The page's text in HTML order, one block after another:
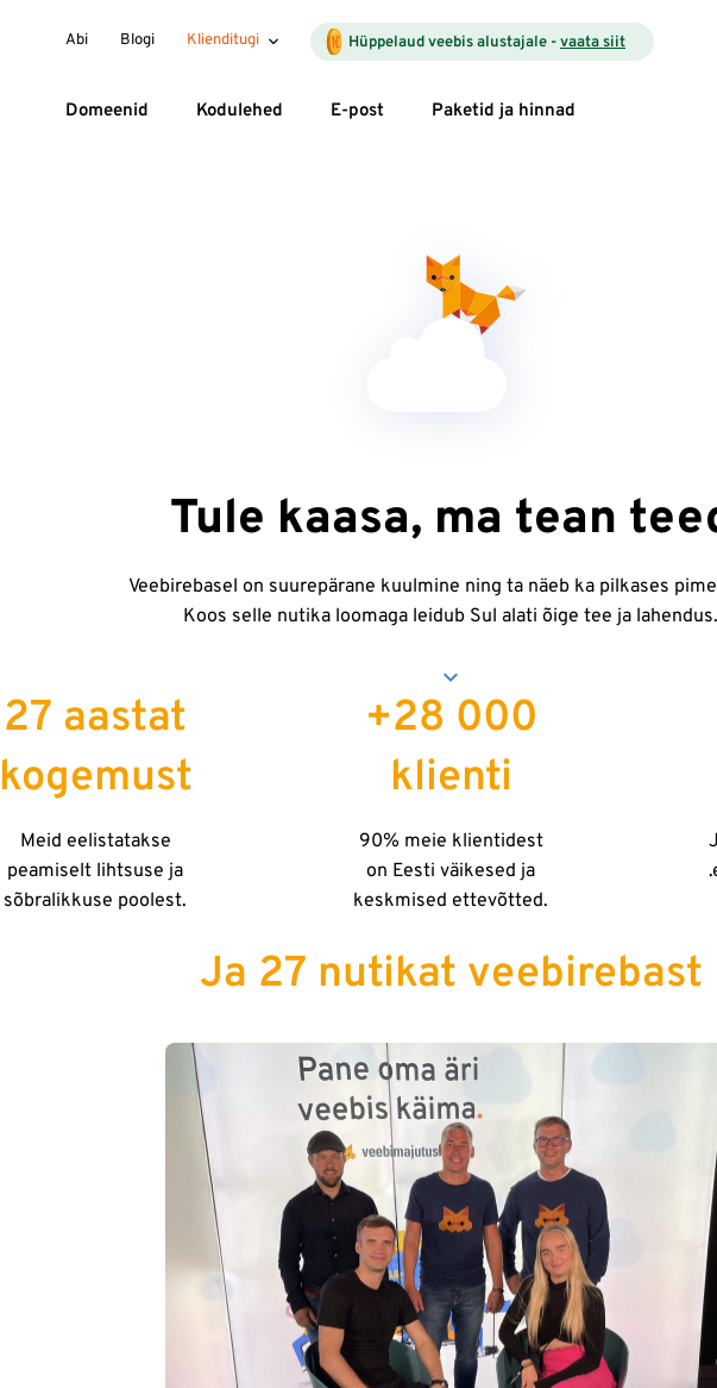
Abi Blogi Klienditugi Hüppelaud veebis alustajale -vaata siit
Domeenid Kodulehed E-post Paketid ja hinnad
Tule kaasa, ma tean
Veebirebasel on suurepärane kuulmine ning ta näeb ka pilkases
Koos selle nutika loomaga leidub Sul alati õige tee ja lahendus.
27 aastat
kogemust
Meid eelistatakse
peamiselt lihtsuse ja
sõbralikkuse poolest.
+28 000
klienti
90% meie klientidest
on Eesti väikesed ja
keskmised ettevõtted.
Ja 27 nutikat veebirebast